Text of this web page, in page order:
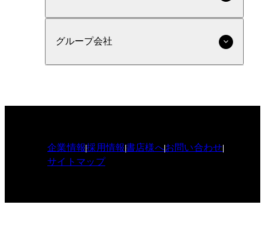
グループ会社
企業情報採用情報書店様へお問い合わせ
サイトマップ